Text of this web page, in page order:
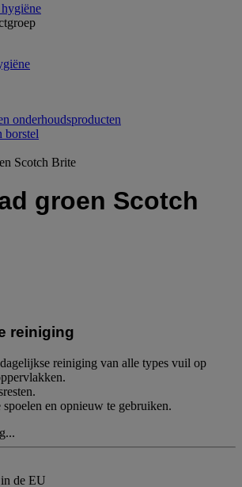
onderhoudsproducten
borstel
Scotch Brite
groen Scotch
reiniging
reiniging van alle types vuil op
en opnieuw te gebruiken.
de EU